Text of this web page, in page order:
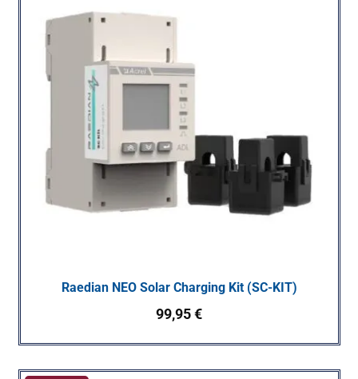
Raedian NEO Solar Charging Kit (SC-KIT)
99,95€